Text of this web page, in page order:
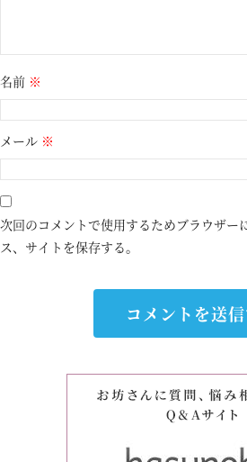
名前 ※
メール ※
次回のコメントで使用するためブラウザー
ス、サイトを保存する。